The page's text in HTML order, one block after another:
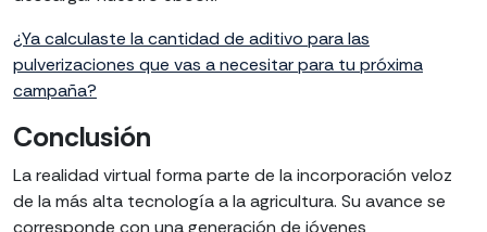
¿Ya calculaste la cantidad de aditivo para las
pulverizaciones que vas a necesitar para tu próxima
campaña?
Conclusión
La realidad virtual forma parte de la incorporación veloz
de la más alta tecnología a la agricultura. Su avance se
corresponde con una generación de jóvenes